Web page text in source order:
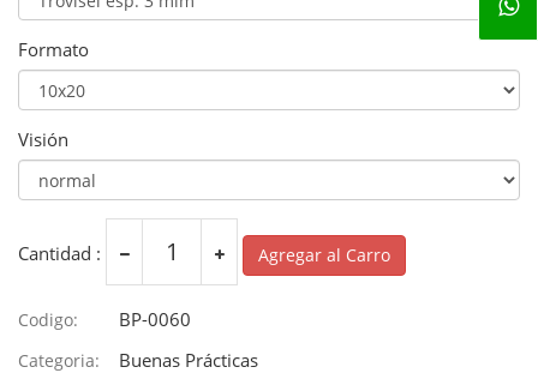
Formato
Visión
Cantidad : Agregar al Carro
Codigo: BP-0060
Categoria: Buenas Prácticas